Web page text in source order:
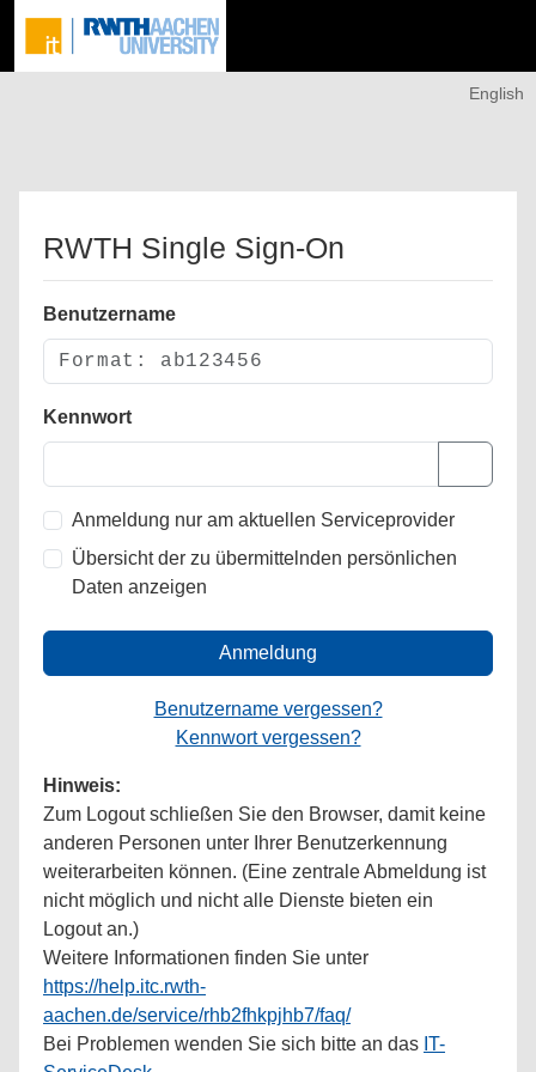
English
RWTH Single Sign-On
Benutzername
Kennwort
Anmeldung nur am aktuellen Serviceprovider
Übersicht der zu übermittelnden persönlichen
Daten anzeigen
Anmeldung
Benutzername vergessen?
Kennwort vergessen?
Hinweis:
Zum Logout schließen Sie den Browser, damit keine
anderen Personen unter Ihrer Benutzerkennung
weiterarbeiten können. (Eine zentrale Abmeldung ist
nicht möglich und nicht alle Dienste bieten ein
Logout an.)
Weitere Informationen finden Sie unter
https://help.itc.rwth-
aachen.de/service/rhb2fhkpjhb7/faq/
Bei Problemen wenden Sie sich bitte an das IT-